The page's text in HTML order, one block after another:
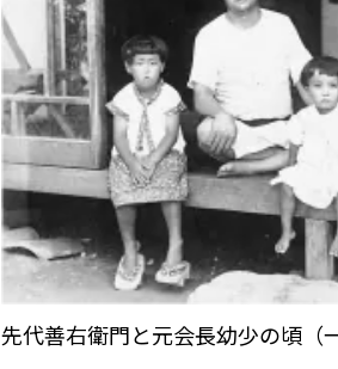
先代善右衛門と元会長幼少の頃（